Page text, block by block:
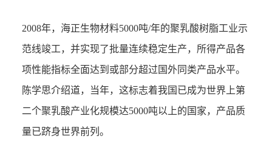
2008年，海正生物材料5000吨/年的聚乳酸树脂工业示
范线竣工，并实现了批量连续稳定生产，所得产品各
项性能指标全面达到或部分超过国外同类产品水平。
陈学思介绍道，当年，这标志着我国已成为世界上第
二个聚乳酸产业化规模达5000吨以上的国家，产品质
量已跻身世界前列。